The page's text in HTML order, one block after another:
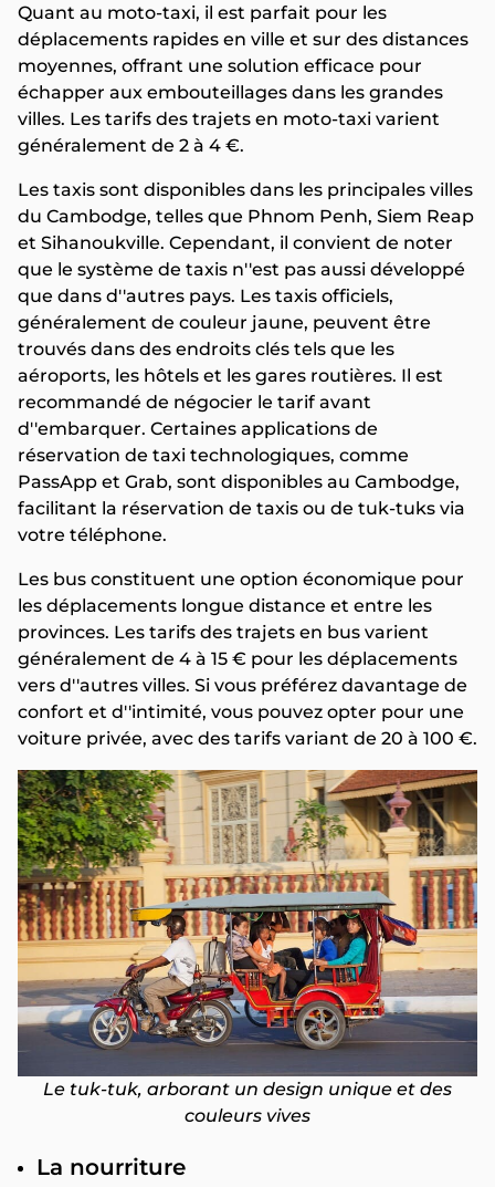
Quant au moto-taxi, il est parfait pour les
déplacements rapides en ville et sur des distances
moyennes, offrant une solution efficace pour
échapper aux embouteillages dans les grandes
villes. Les tarifs des trajets en moto-taxi varient
généralement de 2 à 4 €.
Les taxis sont disponibles dans les principales villes
du Cambodge, telles que Phnom Penh, Siem Reap
et Sihanoukville. Cependant, il convient de noter
que le système de taxis n''est pas aussi développé
que dans d''autres pays. Les taxis officiels,
généralement de couleur jaune, peuvent être
trouvés dans des endroits clés tels que les
aéroports, les hôtels et les gares routières. Il est
recommandé de négocier le tarif avant
d''embarquer. Certaines applications de
réservation de taxi technologiques, comme
PassApp et Grab, sont disponibles au Cambodge,
facilitant la réservation de taxis ou de tuk-tuks via
votre téléphone.
Les bus constituent une option économique pour
les déplacements longue distance et entre les
provinces. Les tarifs des trajets en bus varient
généralement de 4 à 15 € pour les déplacements
vers d''autres villes. Si vous préférez davantage de
confort et d''intimité, vous pouvez opter pour une
voiture privée, avec des tarifs variant de 20 à 100 €.
Le tuk-tuk, arborant un design unique et des
couleurs vives
La nourriture